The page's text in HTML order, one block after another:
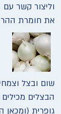
וליצור קשר עם
את חומרת
שום ובצל
הבצלים
גופרית (ומכאן